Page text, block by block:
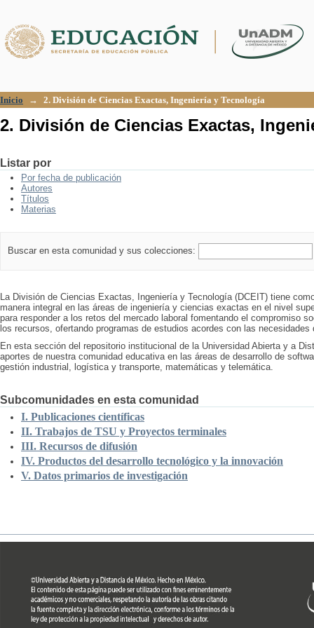
Inicio → 2. División de Ciencias Exactas, Ingeniería y Tecnología
2. División de Ciencias Exactas,
Listar por
Por fecha de publicación
Autores
Títulos
Materias
Buscar en esta comunidad y sus colecciones:
La División de Ciencias Exactas, Ingeniería y Tecnología (DCEIT) tiene
manera integral en las áreas de ingeniería y ciencias exactas en el nivel
para responder a los retos del mercado laboral fomentando el compromiso
los recursos, ofertando programas de estudios acordes con las
En esta sección del repositorio institucional de la Universidad Abierta y a
aportes de nuestra comunidad educativa en las áreas de desarrollo de
gestión industrial, logística y transporte, matemáticas y telemática.
Subcomunidades en esta comunidad
I. Publicaciones científicas
II. Trabajos de TSU y Proyectos terminales
III. Recursos de difusión
IV. Productos del desarrollo tecnológico y la innovación
V. Datos primarios de investigación